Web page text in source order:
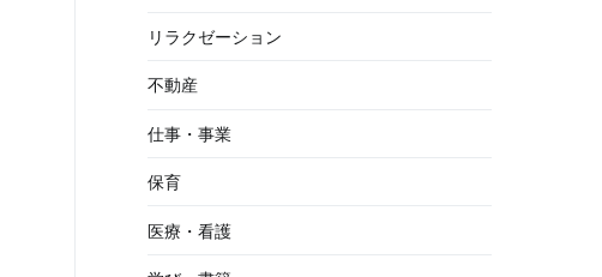
リラクゼーション
不動産
仕事・事業
保育
医療・看護